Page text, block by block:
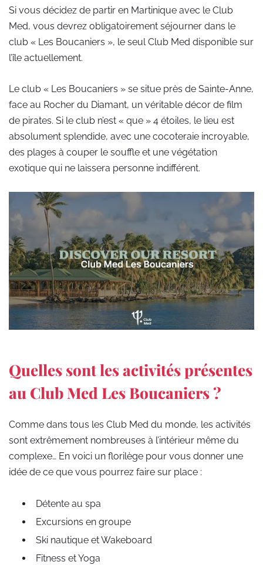
Si vous décidez de partir en Martinique avec le Club
Med, vous devrez obligatoirement séjourner dans le
club « Les Boucaniers », le seul Club Med disponible sur
l’île actuellement.
Le club « Les Boucaniers » se situe près de Sainte-Anne,
face au Rocher du Diamant, un véritable décor de film
de pirates. Si le club n’est « que » 4 étoiles, le lieu est
absolument splendide, avec une cocoteraie incroyable,
des plages à couper le souffle et une végétation
exotique qui ne laissera personne indifférent.
Quelles sont les activités présentes
au Club Med Les Boucaniers ?
Comme dans tous les Club Med du monde, les activités
sont extrêmement nombreuses à l’intérieur même du
complexe… En voici un florilège pour vous donner une
idée de ce que vous pourrez faire sur place :
Détente au spa
Excursions en groupe
Ski nautique et Wakeboard
Fitness et Yoga